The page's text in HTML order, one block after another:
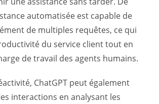
automatisée est capable de
de multiples requêtes, ce qui
du service client tout en
de travail des agents humains.
ChatGPT peut également
interactions en analysant les